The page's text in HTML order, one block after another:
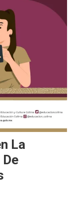
La